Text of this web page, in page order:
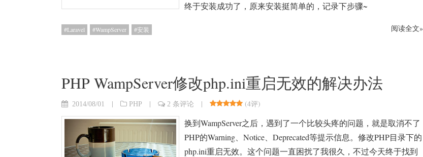
终于安装成功了，原来安装挺简单的，记录下步骤~
Laravel WampServer 安装 阅读全文»
PHP WampServer修改php.ini重启无效的解决办法
2014/08/01 | PHP | 2 条评论 | (4评)
换到WampServer之后，遇到了一个比较头疼的问题，就是取消不了
PHP的Warning、Notice、Deprecated等提示信息。修改PHP目录下的
php.ini重启无效。这个问题一直困扰了我很久，不过今天终于找到